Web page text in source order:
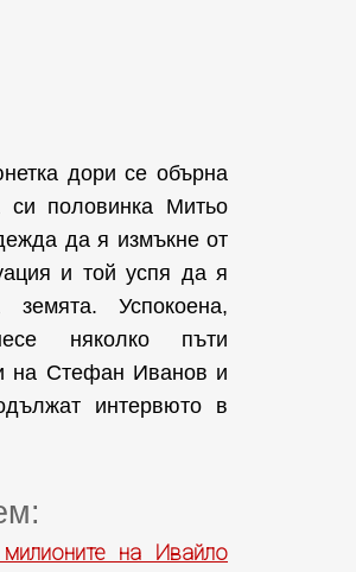
дори се обърна
си половинка Митьо
да я измъкне от
и той успя да я
Успокоена,
няколко пъти
на Стефан Иванов и
интервюто в
на Ивайло